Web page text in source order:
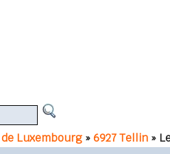
Luxembourg »6927 Tellin »